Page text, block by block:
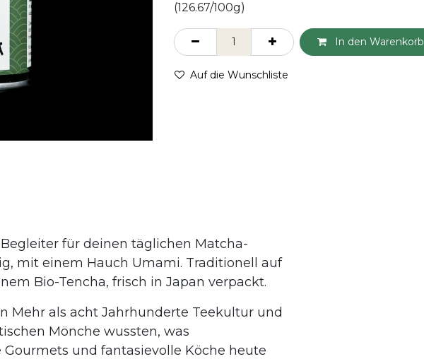
(126.67/100g)
In den Warenkorb
Auf die Wunschliste
für deinen täglichen Matcha-
mit einem Hauch Umami. Traditionell auf
Bio-Tencha, frisch in Japan verpackt.
Mehr als acht Jahrhunderte Teekultur und
Mönche wussten, was
und fantasievolle Köche heute